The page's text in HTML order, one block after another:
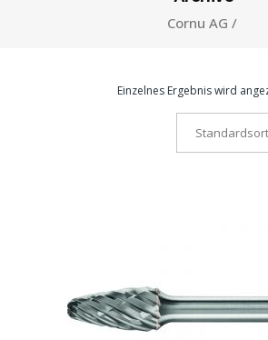
Cornu AG /
Einzelnes Ergebnis wird